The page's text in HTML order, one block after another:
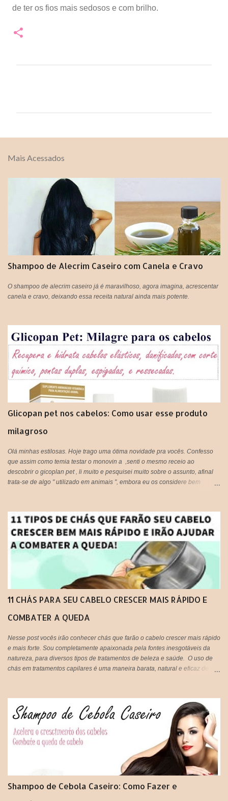
de ter os fios mais sedosos e com brilho.
n
r
Mais Acessados
Shampoo de Alecrim Caseiro com Canela e Cravo
O shampoo de alecrim caseiro já é maravilhoso, agora imagina, acrescentar
canela e cravo, deixando essa receita natural ainda mais potente.
Glicopan pet nos cabelos: Como usar esse produto
milagroso
Olá minhas estilosas. Hoje trago uma ótima novidade pra vocês. Confesso
que assim como temia testar o monovin a ,senti o mesmo receio ao
descobrir o gicoplan pet , li muito e pesquisei muito sobre o assunto, afinal
trata-se de algo " utilizado em animais ", embora eu os considere bem
pet, há alguns blogs que criticam e outros que recomendam, respeito a
opinião de cada um, porém hoje estarei postando a minha opinião aqui, que
fique claro que este produto não foi criado originalmente para ser usado em
seres humanos e muito menos em cabelos, portanto fica a critério de cada
um, decidir utilizar ou não!
11 CHÁS PARA SEU CABELO CRESCER MAIS RÁPIDO E
COMBATER A QUEDA
Nesse post vocês irão conhecer chás que farão o cabelo crescer mais rápido
e mais forte. Sou completamente apaixonada pela fontes inesgotáveis da
natureza, para diversos tipos de tratamentos de beleza e saúde. O uso de
chás em tratamentos capilares é uma maneira barata, natural e eficaz de
IMPORTANTE: Lembrando que pode ser usado tanto aqueles saches
industrializados ou você mesma pode preparar o seu chá de forma
natural,que é ainda mais eficiente.
Shampoo de Cebola Caseiro: Como Fazer e